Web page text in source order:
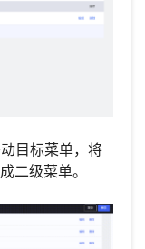
目标菜单，将
二级菜单。